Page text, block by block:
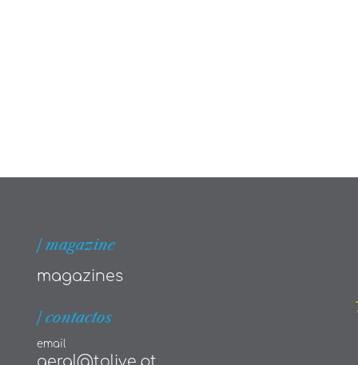
| magazine
magazines
| contactos
email